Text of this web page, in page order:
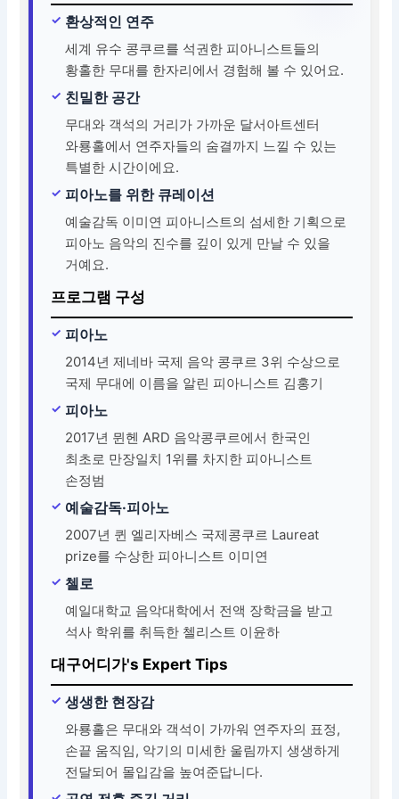
환상적인 연주
세계 유수 콩쿠르를 석권한 피아니스트들의
황홀한 무대를 한자리에서 경험해 볼 수 있어요.
친밀한 공간
무대와 객석의 거리가 가까운 달서아트센터
와룡홀에서 연주자들의 숨결까지 느낄 수 있는
특별한 시간이에요.
피아노를 위한 큐레이션
예술감독 이미연 피아니스트의 섬세한 기획으로
피아노 음악의 진수를 깊이 있게 만날 수 있을
거예요.
프로그램 구성
피아노
2014년 제네바 국제 음악 콩쿠르 3위 수상으로
국제 무대에 이름을 알린 피아니스트 김홍기
피아노
2017년 뮌헨 ARD 음악콩쿠르에서 한국인
최초로 만장일치 1위를 차지한 피아니스트
손정범
예술감독·피아노
2007년 퀸 엘리자베스 국제콩쿠르 Laureat
prize를 수상한 피아니스트 이미연
첼로
예일대학교 음악대학에서 전액 장학금을 받고
석사 학위를 취득한 첼리스트 이윤하
대구어디가's Expert Tips
생생한 현장감
와룡홀은 무대와 객석이 가까워 연주자의 표정,
손끝 움직임, 악기의 미세한 울림까지 생생하게
전달되어 몰입감을 높여준답니다.